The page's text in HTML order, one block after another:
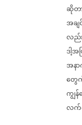
ဆိုတ
အချ
လည်
ဒါ့အ
အန
တွေ
ကျွ
လက်